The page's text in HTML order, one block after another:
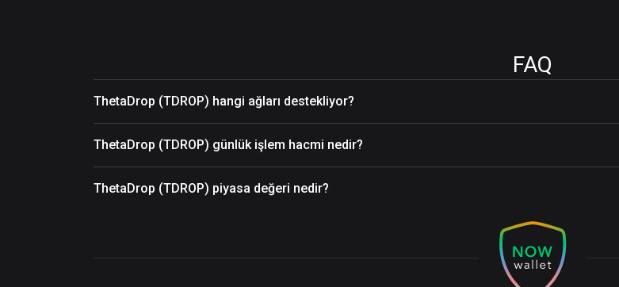
FAQ
ThetaDrop (TDROP) hangi ağları destekliyor?
ThetaDrop (TDROP) günlük işlem hacmi nedir?
ThetaDrop (TDROP) piyasa değeri nedir?